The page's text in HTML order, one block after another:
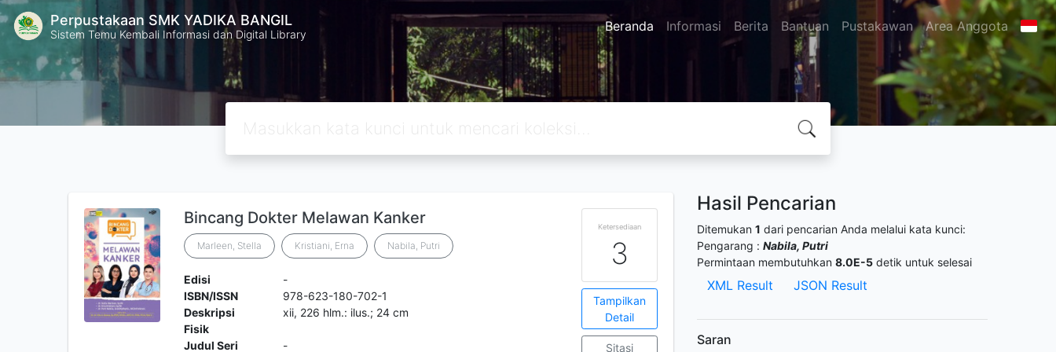
Perpustakaan SMK YADIKA BANGIL
Sistem Temu Kembali Informasi dan Digital Library Beranda Informasi Berita Bantuan Pustakawan Area Anggota
Bincang Dokter Melawan Kanker
Marleen, Stella Kristiani, Erna Nabila, Putri
Edisi
-
ISBN/ISSN
978-623-180-702-1
Deskripsi
Fisik
xii, 226 hlm.: ilus.; 24 cm
Judul Seri -
Ketersediaan
3
Tampilkan
Detail
Sitasi
Hasil Pencarian
Ditemukan 1 dari pencarian Anda melalui kata kunci:
Pengarang : Nabila, Putri
Permintaan membutuhkan 8.0E-5 detik untuk selesai
XML Result JSON Result
Saran